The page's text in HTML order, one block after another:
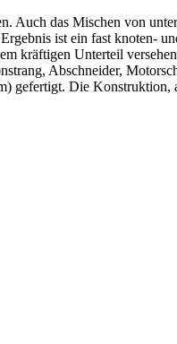
Auch das Mischen von
ist ein fast knoten-
kräftigen Unterteil
Abschneider,
gefertigt. Die